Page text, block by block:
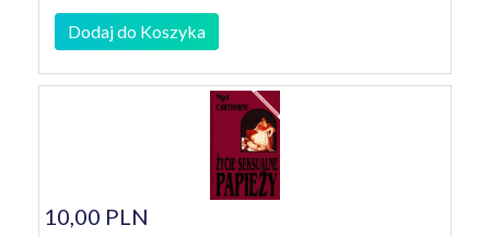
Dodaj do Koszyka
10,00 PLN